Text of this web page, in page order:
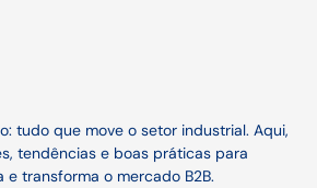
tudo que move o setor industrial. Aqui,
tendências e boas práticas para
transforma o mercado B2B.